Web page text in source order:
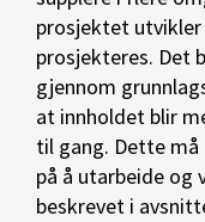
prosjektet utvikler
prosjekteres. Det
gjennom
at innholdet blir
til gang. Dette må
på å utarbeide og
beskrevet i